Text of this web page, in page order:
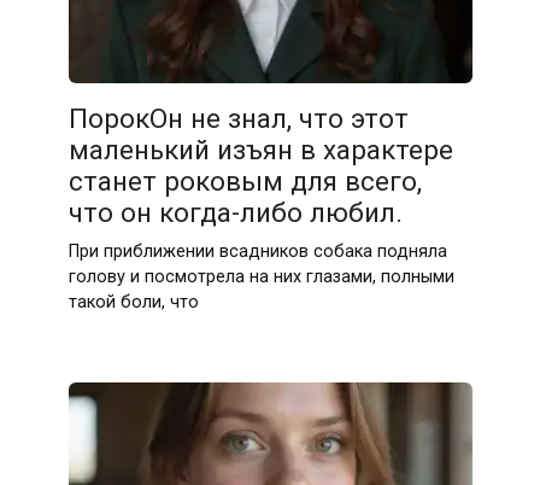
ПорокОн не знал, что этот
маленький изъян в характере
станет роковым для всего,
что он когда-либо любил.
При приближении всадников собака подняла
голову и посмотрела на них глазами, полными
такой боли, что